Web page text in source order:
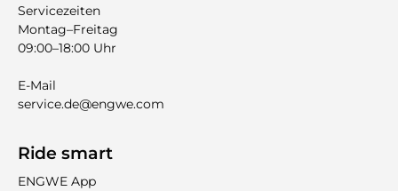
Servicezeiten
Montag–Freitag
09:00–18:00 Uhr
E-Mail
service.de@engwe.com
Ride smart
ENGWE App